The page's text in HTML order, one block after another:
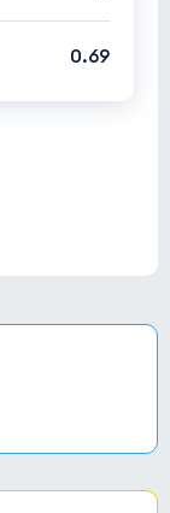
0.69